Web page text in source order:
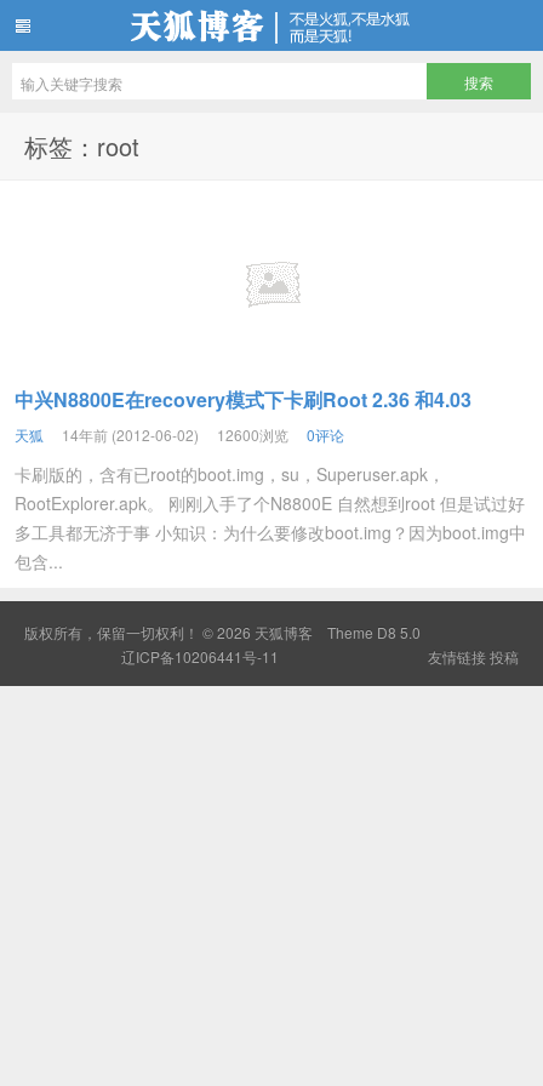
标签：root
中兴N8800E在recovery模式下卡刷Root 2.36 和4.03
天狐 14年前 (2012-06-02) 12600浏览 0评论
卡刷版的，含有已root的boot.img，su，Superuser.apk，
RootExplorer.apk。 刚刚入手了个N8800E 自然想到root 但是试过好
多工具都无济于事 小知识：为什么要修改boot.img？因为boot.img中
包含...
版权所有，保留一切权利！ © 2026 天狐博客 Theme D8 5.0
辽ICP备10206441号-11
友情链接投稿